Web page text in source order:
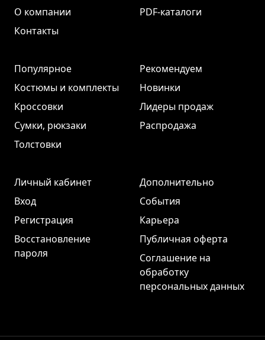
О компании
Контакты
PDF-каталоги
Популярное
Костюмы и комплекты
Кроссовки
Сумки, рюкзаки
Толстовки
Рекомендуем
Новинки
Лидеры продаж
Распродажа
Личный кабинет
Вход
Регистрация
Восстановление
пароля
Дополнительно
События
Карьера
Публичная оферта
Соглашение на
обработку
персональных данных